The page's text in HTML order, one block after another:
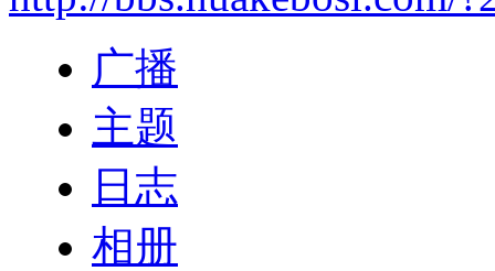
广播
主题
日志
相册